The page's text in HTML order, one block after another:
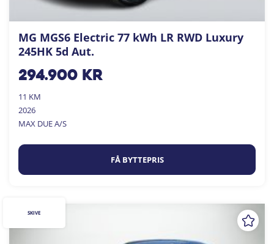
MG MGS6 Electric 77 kWh LR RWD Luxury
245HK 5d Aut.
294.900kr
11 KM
2026
MAX DUE A/S
FÅ BYTTEPRIS
SKIVE